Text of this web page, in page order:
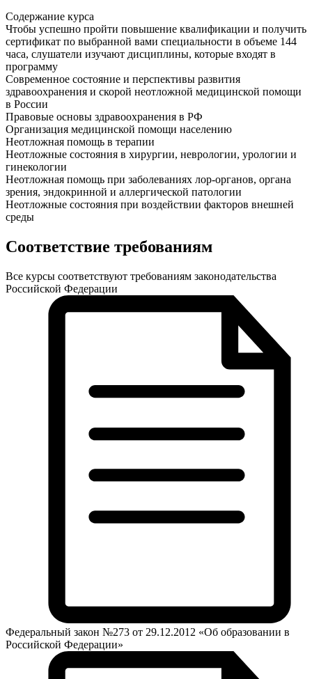
Содержание курса
Чтобы успешно пройти повышение квалификации и получить
сертификат по выбранной вами специальности в объеме 144
часа, слушатели изучают дисциплины, которые входят в
программу
Современное состояние и перспективы развития
здравоохранения и скорой неотложной медицинской помощи
в России
Правовые основы здравоохранения в РФ
Организация медицинской помощи населению
Неотложная помощь в терапии
Неотложные состояния в хирургии, неврологии, урологии и
гинекологии
Неотложная помощь при заболеваниях лор-органов, органа
зрения, эндокринной и аллергической патологии
Неотложные состояния при воздействии факторов внешней
среды
Соответствие требованиям
Все курсы соответствуют требованиям законодательства
Российской Федерации
Федеральный закон №273 от 29.12.2012 «Об образовании в
Российской Федерации»